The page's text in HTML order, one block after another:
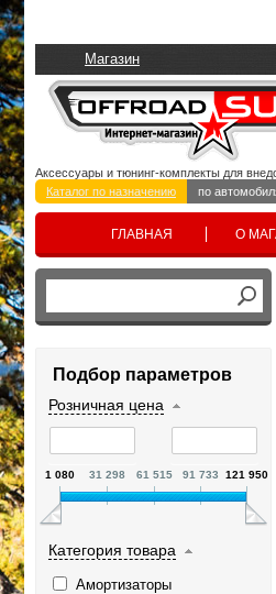
Магазин
Аксессуары и тюнинг-комплекты для
Каталог по назначению
по
ГЛАВНАЯ О
Подбор параметров
Розничная цена
1 080 31 298 61 515 91 733 121 950
Категория товара
Амортизаторы